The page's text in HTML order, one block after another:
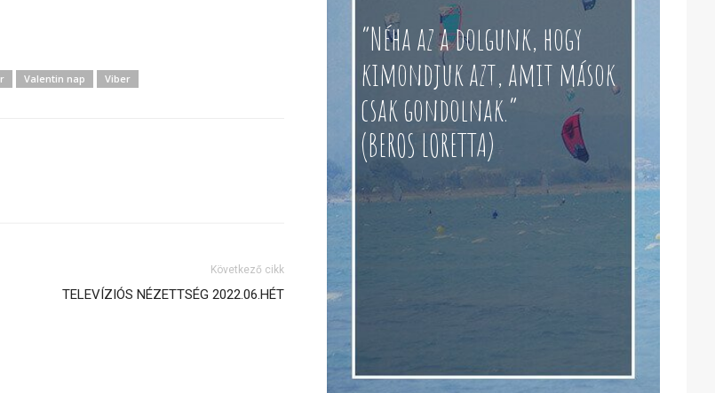
Valentin nap Viber
Következő cikk
TELEVÍZIÓS NÉZETTSÉG 2022.06.HÉT
“Néha az a dolgunk, hogy
kimondjuk azt, amit mások
csak gondolnak.”
(BEROS LORETTA)